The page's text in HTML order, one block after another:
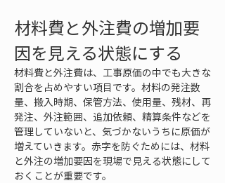
材料費と外注費の増加要
因を見える状態にする
材料費と外注費は、工事原価の中でも大きな
割合を占めやすい項目です。材料の発注数
量、搬入時期、保管方法、使用量、残材、再
発注、外注範囲、追加依頼、精算条件などを
管理していないと、気づかないうちに原価が
増えていきます。赤字を防ぐためには、材料
と外注の増加要因を現場で見える状態にして
おくことが重要です。